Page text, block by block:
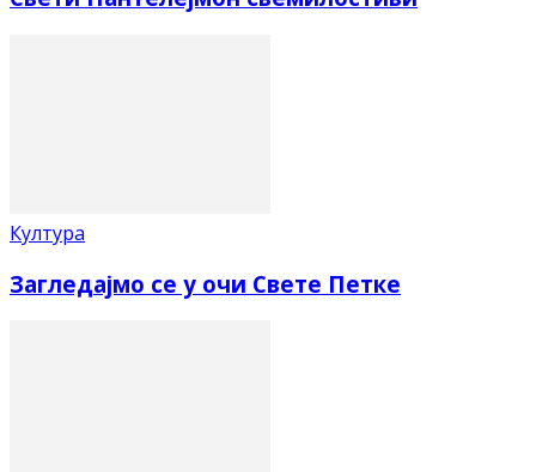
Култура
Загледајмо се у очи Свете Петке